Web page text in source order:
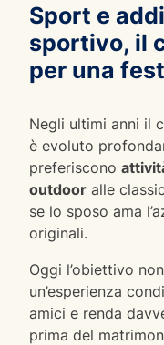
Sport e
sportivo, il
per una
Negli ultimi anni il
è evoluto
preferiscono
outdoor alle
se lo sposo ama
originali.
Oggi l’obiettivo
un’esperienza
amici e renda
prima del